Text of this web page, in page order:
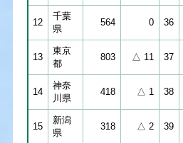
12
千葉
県
564 0 36
13
東京
都
803 △ 11 37
14
神奈
川県
418 △ 1 38
15
新潟
県
318 △ 2 39